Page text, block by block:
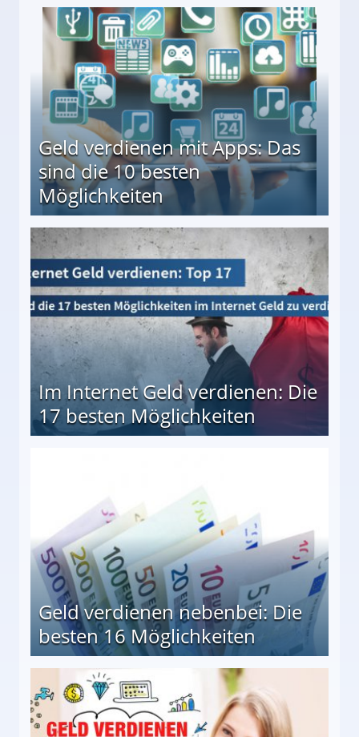
↻ Täglich neue Produkttests
Geld verdienen mit Apps: Das
sind die 10 besten
Möglichkeiten
besten Möglichkeiten
Im Internet Geld verdienen: Die
17 besten Möglichkeiten
Geld verdienen nebenbei: Die
besten 16 Möglichkeiten